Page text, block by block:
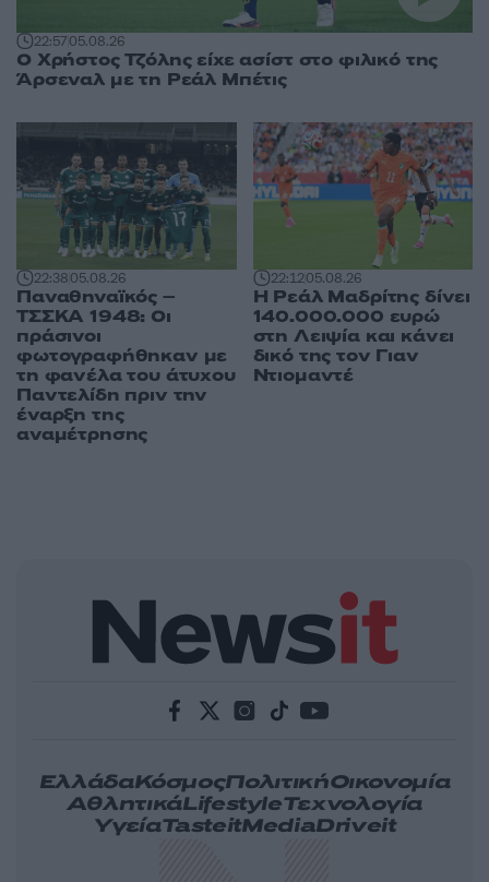
22:5705.08.26
Ο Χρήστος Τζόλης είχε ασίστ στο φιλικό της
Άρσεναλ με τη Ρεάλ Μπέτις
22:3805.08.26
Παναθηναϊκός –
ΤΣΣΚΑ 1948: Οι
πράσινοι
φωτογραφήθηκαν με
τη φανέλα του άτυχου
Παντελίδη πριν την
έναρξη της
αναμέτρησης
22:1205.08.26
Η Ρεάλ Μαδρίτης δίνει
140.000.000 ευρώ
στη Λειψία και κάνει
δικό της τον Γιαν
Ντιομαντέ
ΕλλάδαΚόσμοςΠολιτικήΟικονομία
ΑθλητικάLifestyleΤεχνολογία
ΥγείαTasteitMediaDriveit